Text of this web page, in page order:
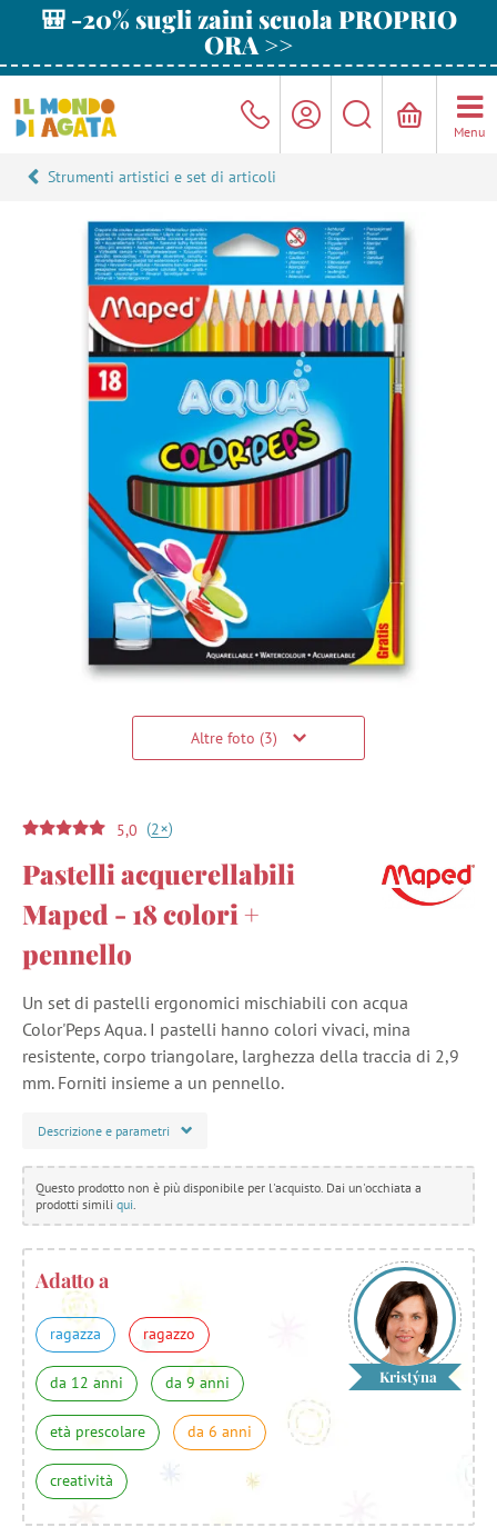
🎒 -20% sugli zaini scuola PROPRIO
ORA >>
Menu
Strumenti artistici e set di articoli
Altre foto (3)
5,0 (2+)
Pastelli acquerellabili
Maped - 18 colori +
pennello
Un set di pastelli ergonomici mischiabili con acqua
Color'Peps Aqua. I pastelli hanno colori vivaci, mina
resistente, corpo triangolare, larghezza della traccia di 2,9
mm. Forniti insieme a un pennello.
Descrizione e parametri
Questo prodotto non è più disponibile per l'acquisto. Dai un'occhiata a
prodotti simili qui
Adatto a
ragazza ragazzo
da 12 anni da 9 anni
età prescolare da 6 anni
creatività
Kristýna